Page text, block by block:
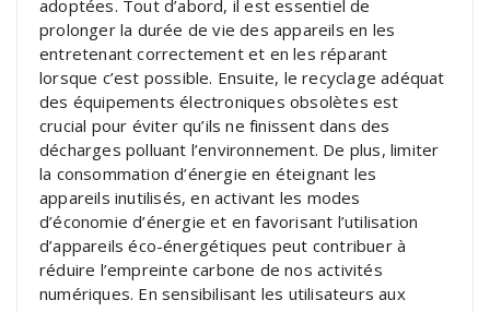
adoptées. Tout d’abord, il est essentiel de
prolonger la durée de vie des appareils en les
entretenant correctement et en les réparant
lorsque c’est possible. Ensuite, le recyclage adéquat
des équipements électroniques obsolètes est
crucial pour éviter qu’ils ne finissent dans des
décharges polluant l’environnement. De plus, limiter
la consommation d’énergie en éteignant les
appareils inutilisés, en activant les modes
d’économie d’énergie et en favorisant l’utilisation
d’appareils éco-énergétiques peut contribuer à
réduire l’empreinte carbone de nos activités
numériques. En sensibilisant les utilisateurs aux